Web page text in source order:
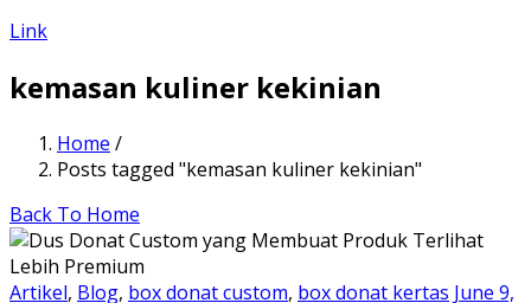
Link
kemasan kuliner kekinian
Home /
Posts tagged "kemasan kuliner kekinian"
Back To Home
Artikel, Blog, box donat custom, box donat kertas June 9,